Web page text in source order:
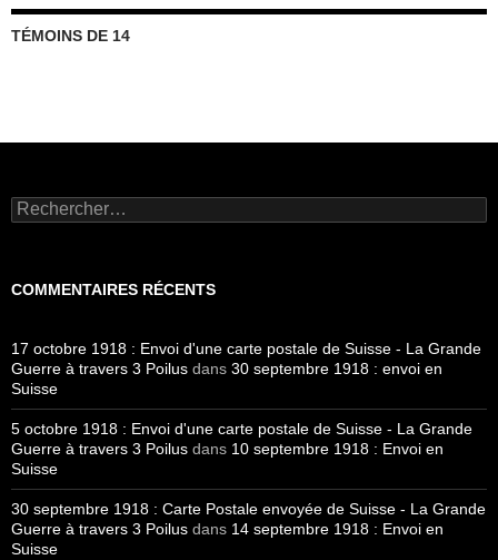
TÉMOINS DE 14
Rechercher :
COMMENTAIRES RÉCENTS
17 octobre 1918 : Envoi d'une carte postale de Suisse - La Grande
Guerre à travers 3 Poilus dans 30 septembre 1918 : envoi en
Suisse
5 octobre 1918 : Envoi d'une carte postale de Suisse - La Grande
Guerre à travers 3 Poilus dans 10 septembre 1918 : Envoi en
Suisse
30 septembre 1918 : Carte Postale envoyée de Suisse - La Grande
Guerre à travers 3 Poilus dans 14 septembre 1918 : Envoi en
Suisse